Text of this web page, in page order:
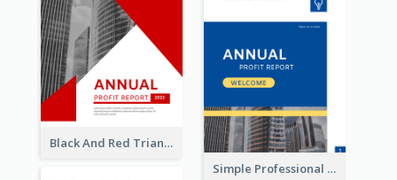
Black And Red Triangular Annual Report Design Ideas
Simple Professional Blue Business Report Design Ideas